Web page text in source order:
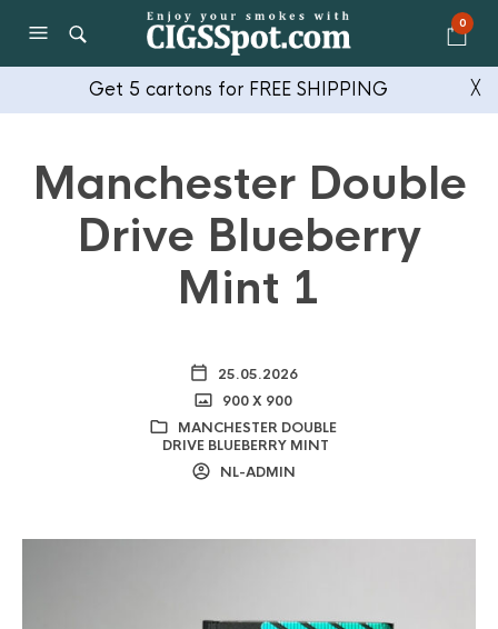
0
Get 5 cartons for FREE SHIPPING ╳
Manchester Double
Drive Blueberry
Mint 1
25.05.2026
900 X 900
MANCHESTER DOUBLE
DRIVE BLUEBERRY MINT
NL-ADMIN